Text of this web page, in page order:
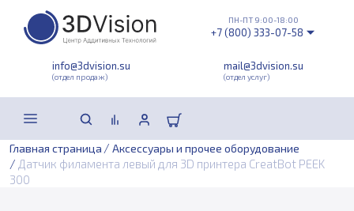
info@3dvision.su
(отдел продаж)
mail@3dvision.su
(отдел услуг)
ПН-ПТ 9:00-18:00
+7 (800) 333-07-58
Главная страница / Аксессуары и прочее оборудование
/ Датчик филамента левый для 3D принтера CreatBot PEEK
300